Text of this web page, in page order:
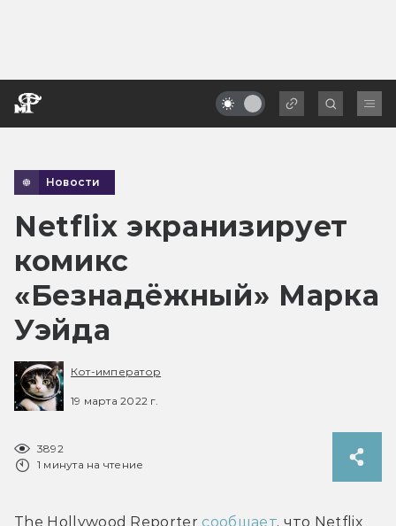
Новости
Netflix экранизирует
комикс
«Безнадёжный» Марка
Уэйда
Кот-император
19 марта 2022 г.
3892
1 минута на чтение
The Hollywood Reporter сообщает, что Netflix